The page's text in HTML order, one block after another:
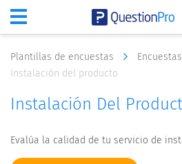
Plantillas de encuestas
Instalación del producto
Instalación Del
Evalúa la calidad de tu servicio de